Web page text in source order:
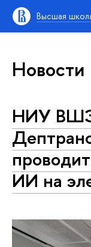
Высшая
Новости
НИУ ВШЭ
ИИ на